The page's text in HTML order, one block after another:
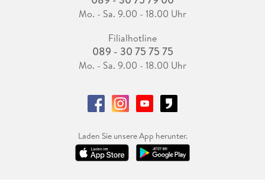
Mo. - Sa. 9.00 - 18.00 Uhr
Filialhotline
089 - 30 75 75 75
Mo. - Sa. 9.00 - 18.00 Uhr
Laden Sie unsere App herunter.